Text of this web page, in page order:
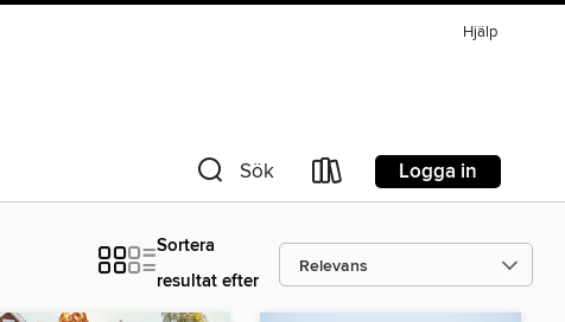
Hjälp
Sök Logga in
Sortera
resultat efter